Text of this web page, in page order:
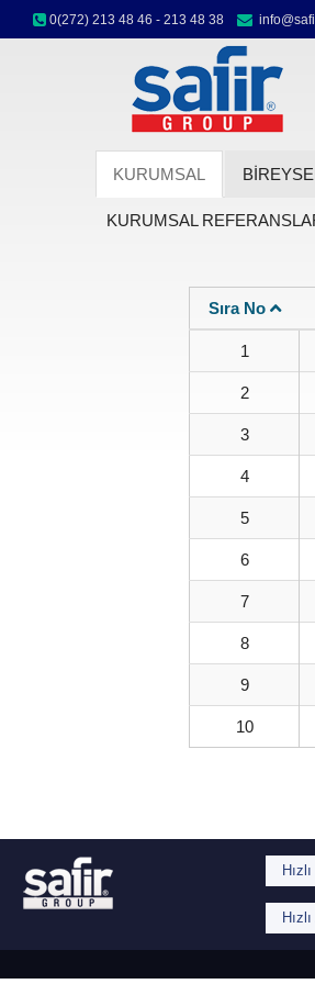
0(272) 213 48 46 - 213 48 38
KURUMSAL
KURUMSAL
Sıra No
1
2
3
4
5
6
7
8
9
10